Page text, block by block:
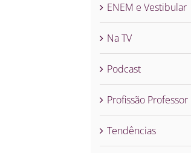
ENEM e Vestibular
Na TV
Podcast
Profissão Professor
Tendências